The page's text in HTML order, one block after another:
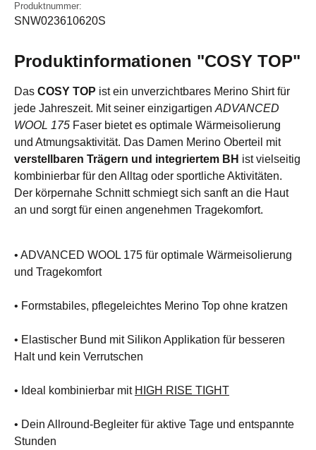
Produktnummer:
SNW023610620S
Produktinformationen "COSY TOP"
Das COSY TOP ist ein unverzichtbares Merino Shirt für
jede Jahreszeit. Mit seiner einzigartigen ADVANCED
WOOL 175 Faser bietet es optimale Wärmeisolierung
und Atmungsaktivität. Das Damen Merino Oberteil mit
verstellbaren Trägern und integriertem BH ist vielseitig
kombinierbar für den Alltag oder sportliche Aktivitäten.
Der körpernahe Schnitt schmiegt sich sanft an die Haut
an und sorgt für einen angenehmen Tragekomfort.
• ADVANCED WOOL 175 für optimale Wärmeisolierung
und Tragekomfort
• Formstabiles, pflegeleichtes Merino Top ohne kratzen
• Elastischer Bund mit Silikon Applikation für besseren
Halt und kein Verrutschen
• Ideal kombinierbar mit HIGH RISE TIGHT
• Dein Allround-Begleiter für aktive Tage und entspannte
Stunden